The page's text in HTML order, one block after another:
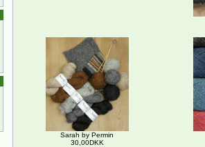
Sarah by Permin
30,00DKK